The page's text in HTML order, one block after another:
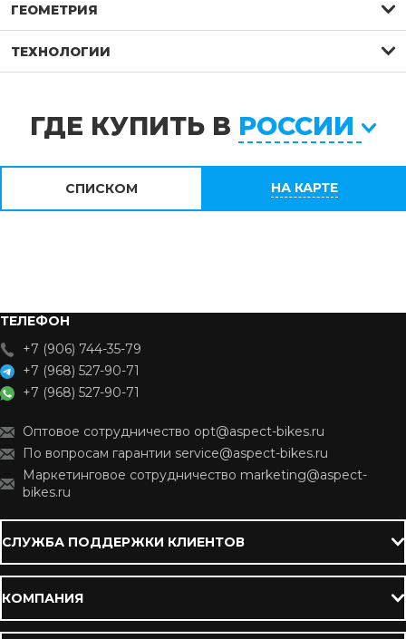
ГЕОМЕТРИЯ
ТЕХНОЛОГИИ
ГДЕ КУПИТЬ В РОССИИ
СПИСКОМ НА КАРТЕ
ТЕЛЕФОН
+7 (906) 744-35-79
+7 (968) 527-90-71
+7 (968) 527-90-71
Оптовое сотрудничество opt@aspect-bikes.ru
По вопросам гарантии service@aspect-bikes.ru
Маркетинговое сотрудничество marketing@aspect-
bikes.ru
СЛУЖБА ПОДДЕРЖКИ КЛИЕНТОВ
КОМПАНИЯ